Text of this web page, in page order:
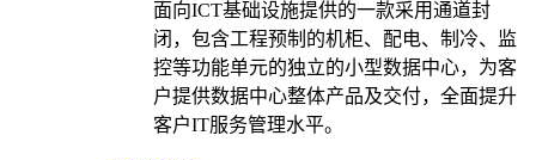
面向ICT基础设施提供的一款采用通道封
闭，包含工程预制的机柜、配电、制冷、监
控等功能单元的独立的小型数据中心，为客
户提供数据中心整体产品及交付，全面提升
客户IT服务管理水平。